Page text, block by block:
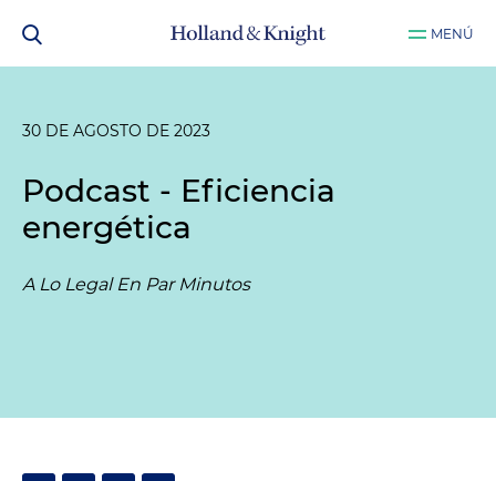
MENÚ
30 DE AGOSTO DE 2023
Podcast - Eficiencia
energética
A Lo Legal En Par Minutos